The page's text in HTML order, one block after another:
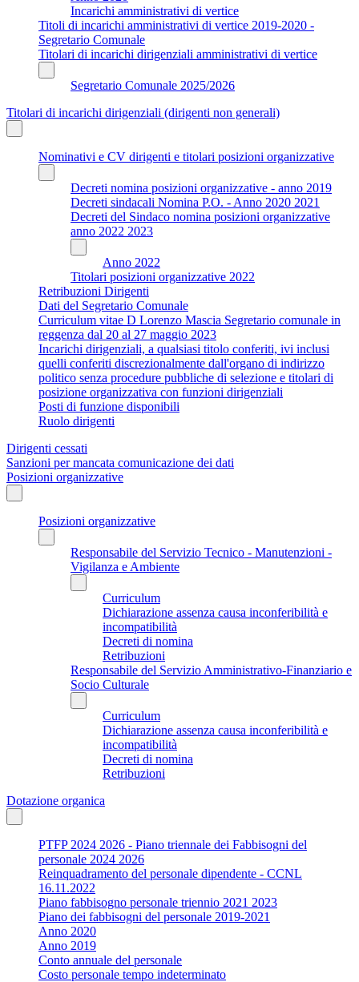
Incarichi amministrativi di vertice
Titoli di incarichi amministrativi di vertice 2019-2020 -
Segretario Comunale
Titolari di incarichi dirigenziali amministrativi di vertice
Segretario Comunale 2025/2026
Titolari di incarichi dirigenziali (dirigenti non generali)
Nominativi e CV dirigenti e titolari posizioni organizzative
Decreti nomina posizioni organizzative - anno 2019
Decreti sindacali Nomina P.O. - Anno 2020 2021
Decreti del Sindaco nomina posizioni organizzative
anno 2022 2023
Anno 2022
Titolari posizioni organizzative 2022
Retribuzioni Dirigenti
Dati del Segretario Comunale
Curriculum vitae D Lorenzo Mascia Segretario comunale in
reggenza dal 20 al 27 maggio 2023
Incarichi dirigenziali, a qualsiasi titolo conferiti, ivi inclusi
quelli conferiti discrezionalmente dall'organo di indirizzo
politico senza procedure pubbliche di selezione e titolari di
posizione organizzativa con funzioni dirigenziali
Posti di funzione disponibili
Ruolo dirigenti
Dirigenti cessati
Sanzioni per mancata comunicazione dei dati
Posizioni organizzative
Posizioni organizzative
Responsabile del Servizio Tecnico - Manutenzioni -
Vigilanza e Ambiente
Curriculum
Dichiarazione assenza causa inconferibilità e
incompatibilità
Decreti di nomina
Retribuzioni
Responsabile del Servizio Amministrativo-Finanziario e
Socio Culturale
Curriculum
Dichiarazione assenza causa inconferibilità e
incompatibilità
Decreti di nomina
Retribuzioni
Dotazione organica
PTFP 2024 2026 - Piano triennale dei Fabbisogni del
personale 2024 2026
Reinquadramento del personale dipendente - CCNL
16.11.2022
Piano fabbisogno personale triennio 2021 2023
Piano dei fabbisogni del personale 2019-2021
Anno 2020
Anno 2019
Conto annuale del personale
Costo personale tempo indeterminato